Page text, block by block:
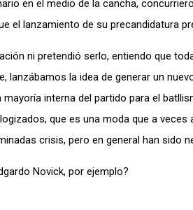
en el medio de la cancha,
el lanzamiento de su precandidatura
ni pretendió serlo, entiendo que
lanzábamos la idea de generar un
interna del partido para el
que es una moda que a
crisis, pero en general han sido
Novick, por ejemplo?